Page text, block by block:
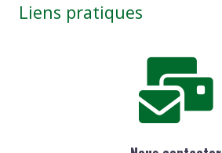
Liens pratiques